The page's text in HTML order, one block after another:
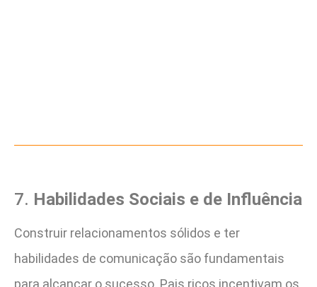
7. Habilidades Sociais e de Influência
Construir relacionamentos sólidos e ter
habilidades de comunicação são fundamentais
para alcançar o sucesso. Pais ricos incentivam os